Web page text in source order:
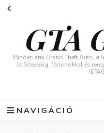
GTA
Minden ami Grand Theft Auto, a
letöltésekig, fórumokkal és
NAVIGÁCIÓ